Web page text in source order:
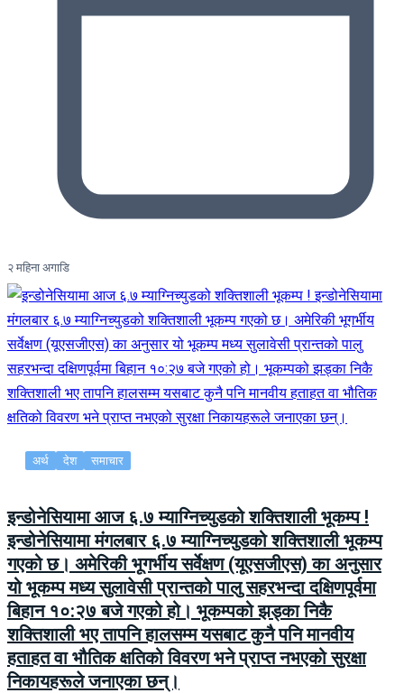
२ महिना अगाडि
अर्थ देश समाचार
इन्डोनेसियामा आज ६.७ म्याग्निच्युडको शक्तिशाली भूकम्प !
इन्डोनेसियामा मंगलबार ६.७ म्याग्निच्युडको शक्तिशाली भूकम्प
गएको छ। अमेरिकी भूगर्भीय सर्वेक्षण (यूएसजीएस) का अनुसार
यो भूकम्प मध्य सुलावेसी प्रान्तको पालु सहरभन्दा दक्षिणपूर्वमा
बिहान १०:२७ बजे गएको हो। भूकम्पको झड्का निकै
शक्तिशाली भए तापनि हालसम्म यसबाट कुनै पनि मानवीय
हताहत वा भौतिक क्षतिको विवरण भने प्राप्त नभएको सुरक्षा
निकायहरूले जनाएका छन्।